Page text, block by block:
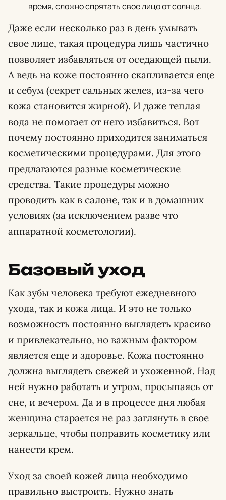
время, сложно спрятать свое лицо от солнца.
Даже если несколько раз в день умывать
свое лице, такая процедура лишь частично
позволяет избавляться от оседающей пыли.
А ведь на коже постоянно скапливается еще
и себум (секрет сальных желез, из-за чего
кожа становится жирной). И даже теплая
вода не помогает от него избавиться. Вот
почему постоянно приходится заниматься
косметическими процедурами. Для этого
предлагаются разные косметические
средства. Такие процедуры можно
проводить как в салоне, так и в домашних
условиях (за исключением разве что
аппаратной косметологии).
Базовый уход
Как зубы человека требуют ежедневного
ухода, так и кожа лица. И это не только
возможность постоянно выглядеть красиво
и привлекательно, но важным фактором
является еще и здоровье. Кожа постоянно
должна выглядеть свежей и ухоженной. Над
ней нужно работать и утром, просыпаясь от
сне, и вечером. Да и в процессе дня любая
женщина старается не раз заглянуть в свое
зеркальце, чтобы поправить косметику или
нанести крем.
Уход за своей кожей лица необходимо
правильно выстроить. Нужно знать